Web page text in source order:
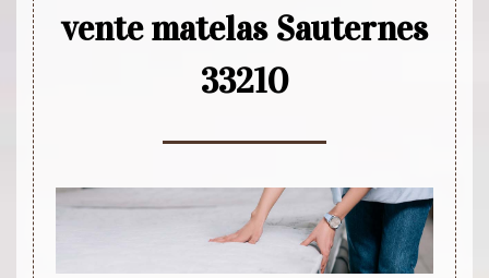
vente matelas Sauternes
33210